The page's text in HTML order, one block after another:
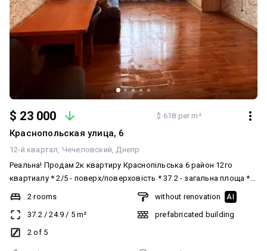
$ 23 000 $ 618 per m²
Краснопольская улица, 6
12-й квартал Чечеловский Днепр
Реальна! Продам 2к квартиру Краснопільська 6 район 12го
квартиалу * 2/5 - поверх/поверховість * 37.2 - загальна площа *
кондиціонер * опалення централізоване Продам простору та
світлу квартиру. Стан квартири - можна зайти та жити! Гарно
розвинена інфраструктура поруч. Чудовий варіант як для себе
так і під інвестицію ( в оренді квартира 8000грн). Ціна 23000$
2 rooms
37.2/24.9 / 5m²
2 of 5
without renovation AI
prefabricated building